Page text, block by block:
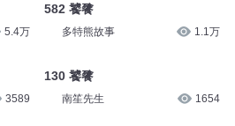
5.4万
3589
582 饕餮
多特熊故事 1.1万
130 饕餮
南笙先生 1654